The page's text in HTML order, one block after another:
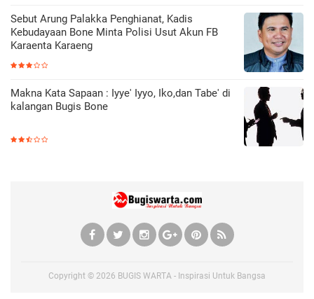
Sebut Arung Palakka Penghianat, Kadis
Kebudayaan Bone Minta Polisi Usut Akun FB
Karaenta Karaeng
Makna Kata Sapaan : Iyye' Iyyo, Iko,dan Tabe' di
kalangan Bugis Bone
Copyright © 2026 BUGIS WARTA - Inspirasi Untuk Bangsa